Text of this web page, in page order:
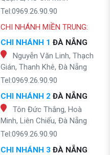
Tel:0969.26.90.90
CHI NHÁNH MIỀN TRUNG:
CHI NHÁNH 1 ĐÀ NẴNG
Nguyễn Văn Linh, Thạch
Gián, Thanh Khê, Đà Nẵng
Tel:0969.26.90.90
CHI NHÁNH 2 ĐÀ NẴNG
Tôn Đức Thắng, Hoà
Minh, Liên Chiểu, Đà Nẵng
Tel:0969.26.90.90
CHI NHÁNH 3 ĐÀ NẴNG